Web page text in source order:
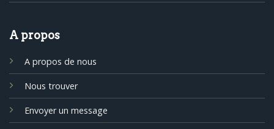
A propos
A propos de nous
Nous trouver
Envoyer un message